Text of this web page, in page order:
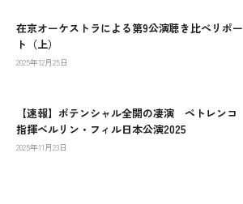
在京オーケストラによる第9公演聴き比べリポー
ト（上）
2025年12月25日
【速報】ポテンシャル全開の凄演 ペトレンコ
指揮ベルリン・フィル日本公演2025
2025年11月23日